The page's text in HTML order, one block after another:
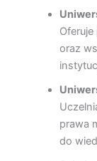
oraz
prawa
do